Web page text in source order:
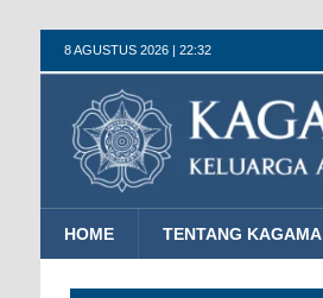
8 AGUSTUS 2026 | 22:32
HOME TENTANG KAGAMA